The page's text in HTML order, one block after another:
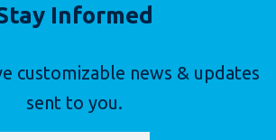
Informed
customizable news & updates
sent to you.